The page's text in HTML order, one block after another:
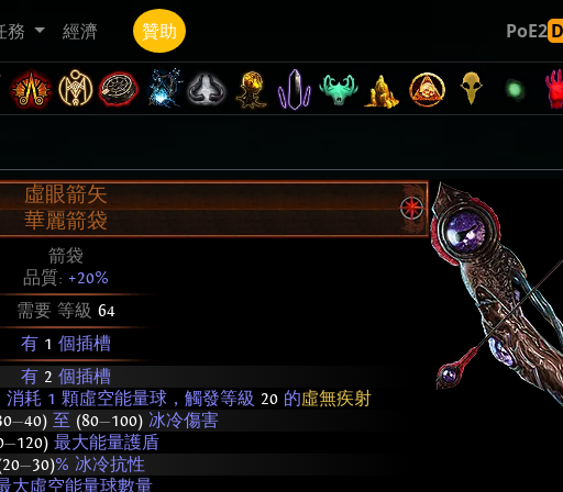
務 經濟 贊助 PoE2
虛眼箭矢
華麗箭袋
箭袋
品質: +20%
需要 等級 64
有 1 個插槽
有 2 個插槽
耗 1 顆虛空能量球，觸發等級 20 的虛無疾射
—40) 至 (80—100) 冰冷傷害
—120) 最大能量護盾
—30)% 冰冷抗性
大虛空能量球數量